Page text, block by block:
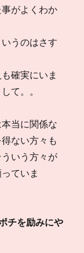
がよくわか
うのはさす
確実にいま
て。。
当に関係な
ない方々も
いう方々が
ていま
チを励みにや